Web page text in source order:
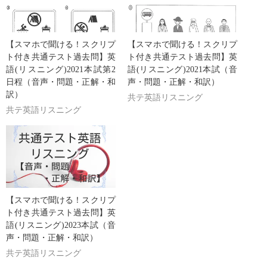
【スマホで聞ける！スクリプ
ト付き共通テスト過去問】英
語(リスニング)2021本試第2
日程（音声・問題・正解・和
訳）
共テ英語リスニング
【スマホで聞ける！スクリプ
ト付き共通テスト過去問】英
語(リスニング)2021本試（音
声・問題・正解・和訳）
共テ英語リスニング
【スマホで聞ける！スクリプ
ト付き共通テスト過去問】英
語(リスニング)2023本試（音
声・問題・正解・和訳）
共テ英語リスニング